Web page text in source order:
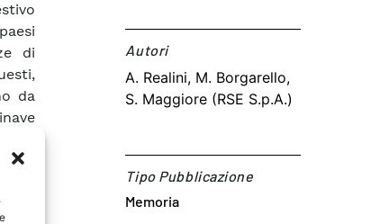
di
da
di
Autori​
A. Realini, M. Borgarello,
S. Maggiore (RSE S.p.A.)
Tipo Pubblicazione
Memoria